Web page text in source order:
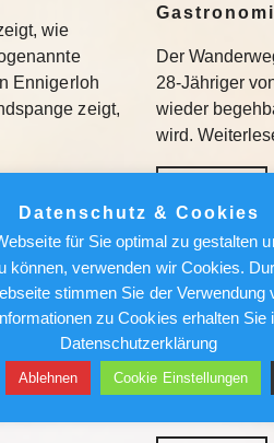
wie
Ennigerloh
zeigt,
Der
28-Jähriger
wieder
wird.
holen“:
Dieter
in der 2.
Berlin
Fauci:
Gefängnis?
Ein
Fauci
Neuland –
Datenschutz & Cookies
für Sie optimal zu gestalten
können, verwenden wir Cookies.
stimmen Sie der Verwendung
zu Cookies erhalten Sie
Datenschutzerklärung
Ablehnen Cookie Einstellungen